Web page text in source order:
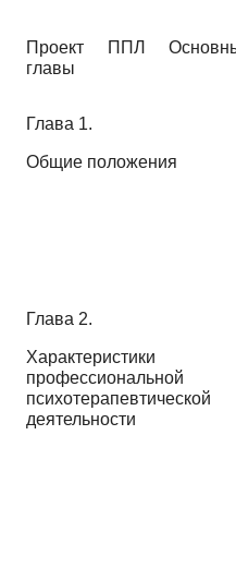
Проект ППЛ
главы
Глава 1.
Общие положения
Глава 2.
Характеристики
профессиональной
психотерапевтической
деятельности